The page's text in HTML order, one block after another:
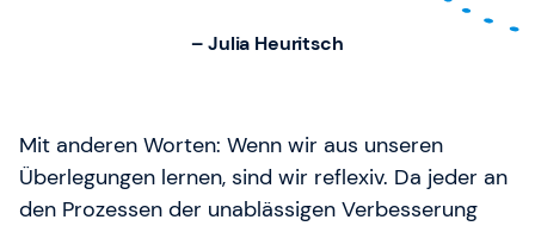
– Julia Heuritsch
Mit anderen Worten: Wenn wir aus unseren
Überlegungen lernen, sind wir reflexiv. Da jeder an
den Prozessen der unablässigen Verbesserung